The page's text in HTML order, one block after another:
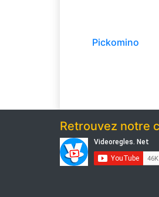
Pickomino
Retrouvez notre